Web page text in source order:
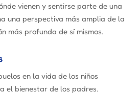
vienen y sentirse parte de una
una perspectiva más amplia de la
más profunda de sí mismos.
en la vida de los niños
el bienestar de los padres.